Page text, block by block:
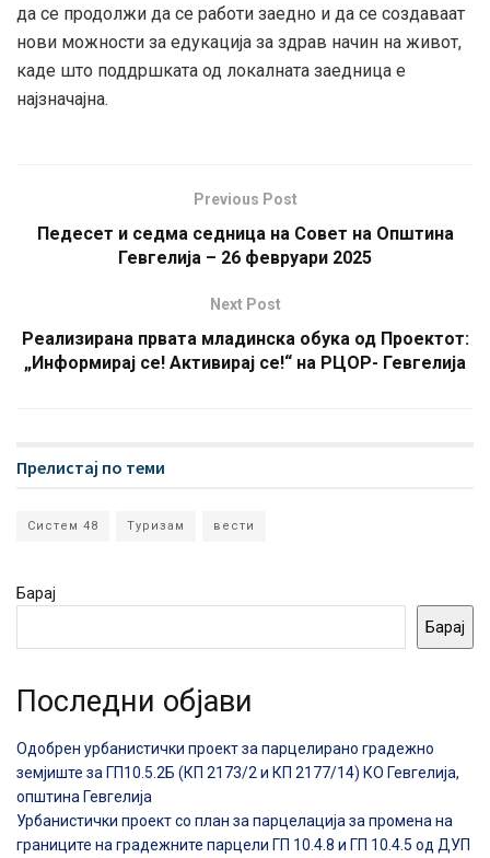
да се продолжи да се работи заедно и да се создаваат
нови можности за едукација за здрав начин на живот,
каде што поддршката од локалната заедница е
најзначајна.
Previous Post
Педесет и седма седница на Совет на Општина
Гевгелија – 26 февруари 2025
Next Post
Реализирана првата младинска обука од Проектот:
„Информирај се! Активирај се!“ на РЦОР- Гевгелија
Прелистај по теми
Систем 48 Туризам вести
Барај
Барај
Последни објави
Одобрен урбанистички проект за парцелирано градежно
земјиште за ГП10.5.2Б (КП 2173/2 и КП 2177/14) КО Гевгелија,
општина Гевгелија
Урбанистички проект со план за парцелација за промена на
границите на градежните парцели ГП 10.4.8 и ГП 10.4.5 од ДУП